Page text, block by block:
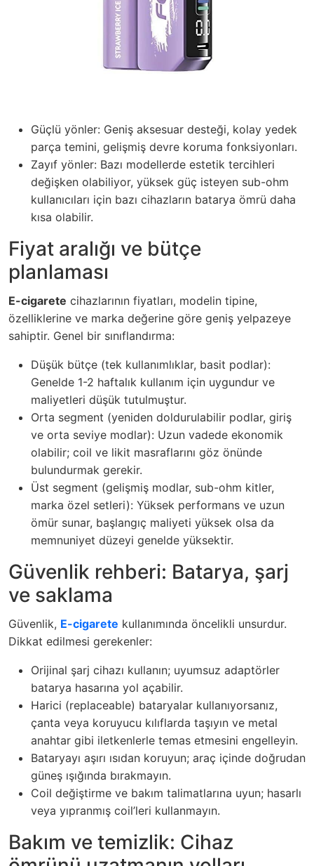
Güçlü yönler: Geniş aksesuar desteği, kolay yedek
parça temini, gelişmiş devre koruma fonksiyonları.
Zayıf yönler: Bazı modellerde estetik tercihleri
değişken olabiliyor, yüksek güç isteyen sub-ohm
kullanıcıları için bazı cihazların batarya ömrü daha
kısa olabilir.
Fiyat aralığı ve bütçe
planlaması
E-cigarete cihazlarının fiyatları, modelin tipine,
özelliklerine ve marka değerine göre geniş yelpazeye
sahiptir. Genel bir sınıflandırma:
Düşük bütçe (tek kullanımlıklar, basit podlar):
Genelde 1-2 haftalık kullanım için uygundur ve
maliyetleri düşük tutulmuştur.
Orta segment (yeniden doldurulabilir podlar, giriş
ve orta seviye modlar): Uzun vadede ekonomik
olabilir; coil ve likit masraflarını göz önünde
bulundurmak gerekir.
Üst segment (gelişmiş modlar, sub-ohm kitler,
marka özel setleri): Yüksek performans ve uzun
ömür sunar, başlangıç maliyeti yüksek olsa da
memnuniyet düzeyi genelde yüksektir.
Güvenlik rehberi: Batarya, şarj
ve saklama
Güvenlik, E-cigarete kullanımında öncelikli unsurdur.
Dikkat edilmesi gerekenler:
Orijinal şarj cihazı kullanın; uyumsuz adaptörler
batarya hasarına yol açabilir.
Harici (replaceable) bataryalar kullanıyorsanız,
çanta veya koruyucu kılıflarda taşıyın ve metal
anahtar gibi iletkenlerle temas etmesini engelleyin.
Bataryayı aşırı ısıdan koruyun; araç içinde doğrudan
güneş ışığında bırakmayın.
Coil değiştirme ve bakım talimatlarına uyun; hasarlı
veya yıpranmış coil’leri kullanmayın.
Bakım ve temizlik: Cihaz